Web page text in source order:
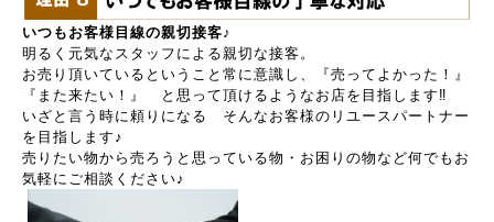
いつもお客様目線の親切接客♪
明るく元気なスタッフによる親切な接客。
お売り頂いているということ常に意識し、『売ってよかった！』
『また来たい！』 と思って頂けるようなお店を目指します‼
いざと言う時に頼りになる そんなお客様のリユースパートナー
を目指します♪
売りたい物から売ろうと思っている物・お困りの物など何でもお
気軽にご相談ください♪